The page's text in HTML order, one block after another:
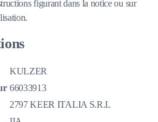
figurant dans la notice ou sur
KULZER
66033913
2797 KEER ITALIA S.R.L